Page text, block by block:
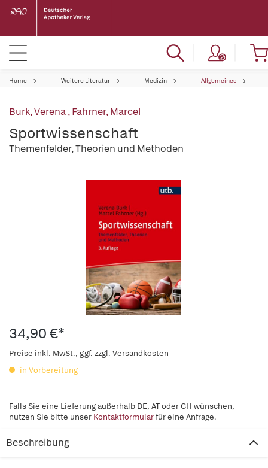
Home Weitere Literatur Medizin Allgemeines
Burk, Verena,Fahrner, Marcel
Sportwissenschaft
Themenfelder, Theorien und Methoden
34,90 €*
Preise inkl. MwSt., ggf. zzgl. Versandkosten
in Vorbereitung
Falls Sie eine Lieferung außerhalb DE, AT oder CH wünschen,
nutzen Sie bitte unser Kontaktformularfür eine Anfrage.
Beschreibung